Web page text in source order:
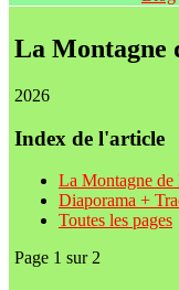
La Montagne
2026
Index de l'article
La Montagne de
Diaporama +
Toutes les pages
Page 1 sur 2